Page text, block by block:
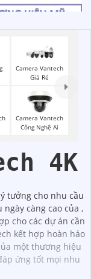
Camera Vantech
Giá Rẻ
Camera Vantech
Công Nghệ Ai
4K
tưởng cho nhu cầu
càng cao của ,
cho các dự án cần
kết hợp hoàn hảo
một thương hiệu
ứng tốt mọi nhu